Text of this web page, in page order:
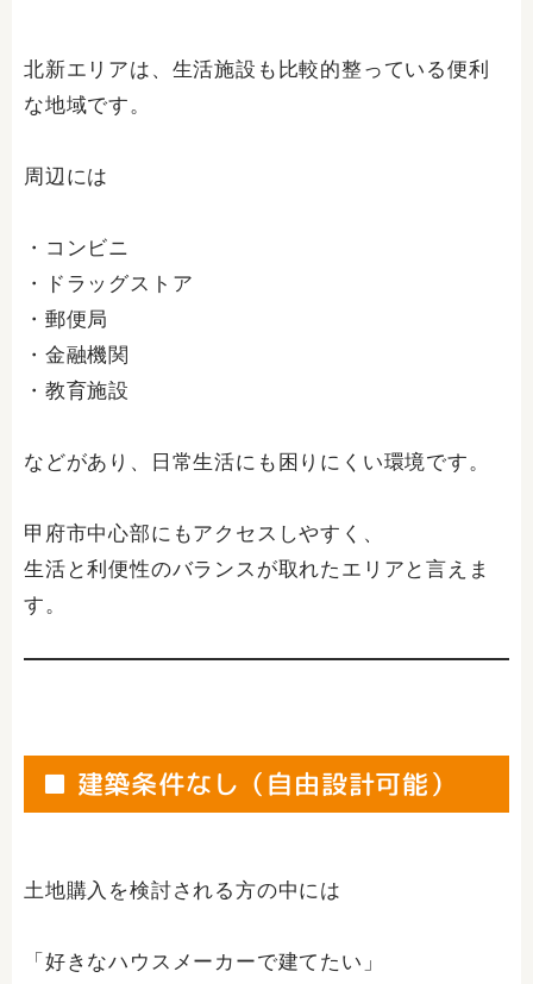
北新エリアは、生活施設も比較的整っている便利
な地域です。
周辺には
・コンビニ
・ドラッグストア
・郵便局
・金融機関
・教育施設
などがあり、日常生活にも困りにくい環境です。
甲府市中心部にもアクセスしやすく、
生活と利便性のバランスが取れたエリアと言えま
す。
■ 建築条件なし（自由設計可能）
土地購入を検討される方の中には
「好きなハウスメーカーで建てたい」